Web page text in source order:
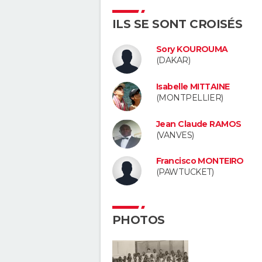
ILS SE SONT CROISÉS
Sory KOUROUMA
(DAKAR)
Isabelle MITTAINE
(MONTPELLIER)
Jean Claude RAMOS
(VANVES)
Francisco MONTEIRO
(PAWTUCKET)
PHOTOS